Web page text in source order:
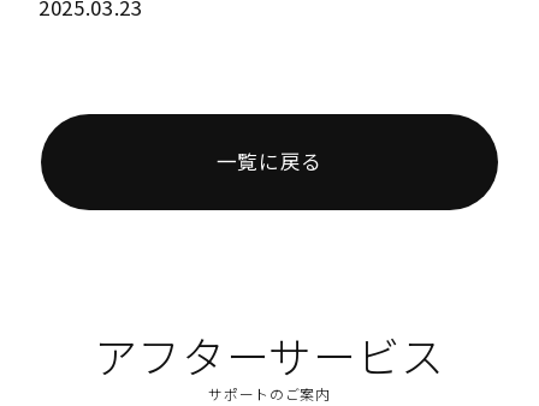
2025.03.23
一覧に戻る
アフターサービス
サポートのご案内